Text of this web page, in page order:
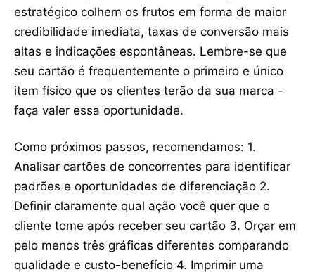
estratégico colhem os frutos em forma de maior
credibilidade imediata, taxas de conversão mais
altas e indicações espontâneas. Lembre-se que
seu cartão é frequentemente o primeiro e único
item físico que os clientes terão da sua marca -
faça valer essa oportunidade.
Como próximos passos, recomendamos: 1.
Analisar cartões de concorrentes para identificar
padrões e oportunidades de diferenciação 2.
Definir claramente qual ação você quer que o
cliente tome após receber seu cartão 3. Orçar em
pelo menos três gráficas diferentes comparando
qualidade e custo-benefício 4. Imprimir uma